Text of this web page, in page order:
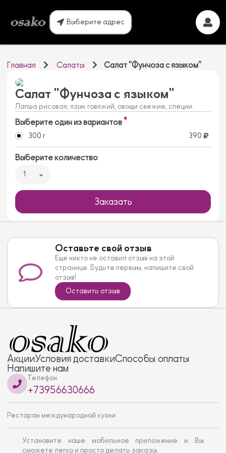
Выберите адрес
Главная Салаты Салат "Фунчоза с языком"
Салат "Фунчоза с языком"
Лапша рисовая, язык говяжий, овощи свежие, специи.
Выберите один из вариантов
300 г 390
Выберите количество
1
Заказать
Оставьте свой отзыв
Еще никто не оставил отзыв на этой
странице. Будьте первым, напишите свой
отзыв!
Оставить отзыв
АкцииУсловия доставкиСпособы оплаты
Напишите нам
Телефон
+73956630666
Ресторан международной кухни
Установите наше мобильное приложение и Вы
сможете легко и просто делать заказы.